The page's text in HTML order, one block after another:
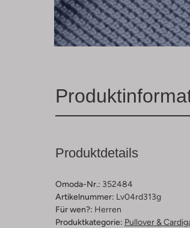
Produktdetails
Omoda-Nr.: 352484
Artikelnummer: Lv04rd313g
Für wen?: Herren
Produktkategorie: Pullover &